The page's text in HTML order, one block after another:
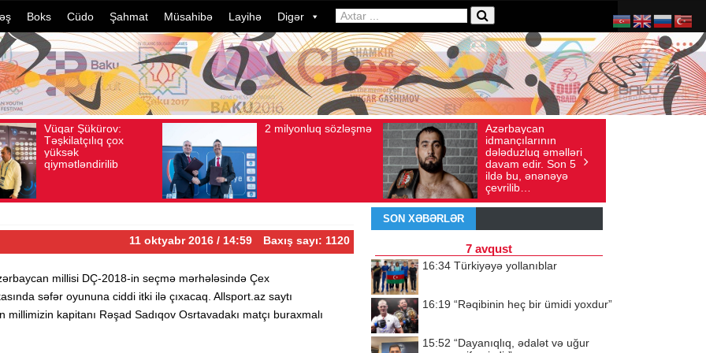
Boks Cüdo Şahmat Müsahibə Layihə Digər
2 milyonluq sözləşmə
Avqust 04, 2026
Azərbaycan
idmançılarının
dələduzluq əməlləri
davam edir. Son 5
ildə bu, ənənəyə
Baxış sayı: 136
Avqust 04, 2026
qeyd etməsə də,
ürəyi hər zaman
doğma yurdu ilə
döyünür
İyul 30, 2026
11 oktyabr 2016 / 14:59 Baxış sayı: 1120
millisi DÇ-2018-in seçmə mərhələsində Çex
səfər oyununa ciddi itki ilə çıxacaq. Allsport.az saytı
kapitanı Rəşad Sadıqov Osrtavadakı matçı buraxmalı
SON XƏBƏRLƏR
7 avqust
16:34 Türkiyəyə yollanıblar
16:19 “Rəqibinin heç bir ümidi yoxdur”
15:52 “Dayanıqlıq, ədalət və uğur